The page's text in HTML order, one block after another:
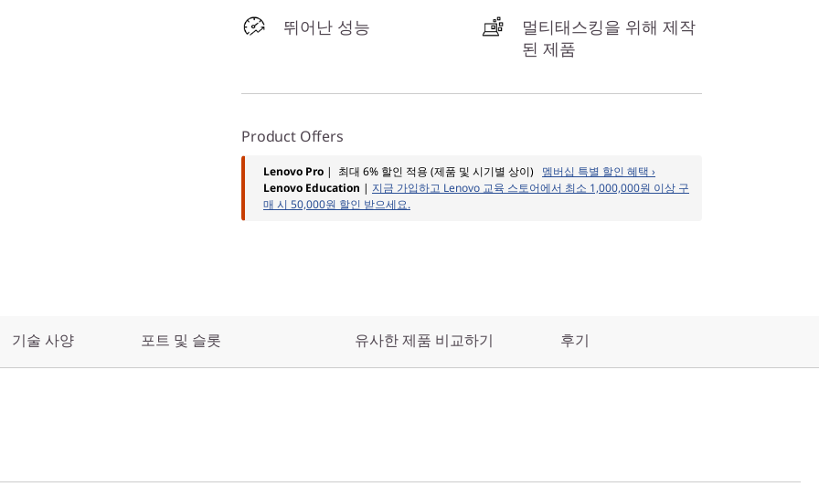
뛰어난 성능
멀티태스킹을 위해 제작
된 제품
Product Offers
Lenovo Pro | 최대 6% 할인 적용 (제품 및 시기별 상이) 멤버십 특별 할인 혜택 ›
Lenovo Education | 지금 가입하고 Lenovo 교육 스토어에서 최소 1,000,000원 이상 구
매 시 50,000원 할인 받으세요.
기술 사양 포트 및 슬롯 유사한 제품 비교하기 후기